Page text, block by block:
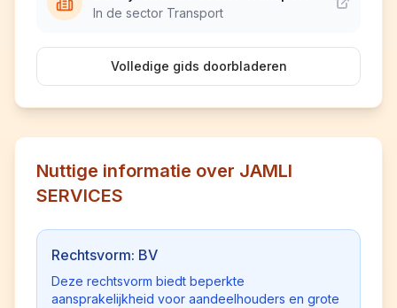
In de sector Transport
Volledige gids doorbladeren
Nuttige informatie over JAMLI
SERVICES
Rechtsvorm: BV
Deze rechtsvorm biedt beperkte
aansprakelijkheid voor aandeelhouders en grote